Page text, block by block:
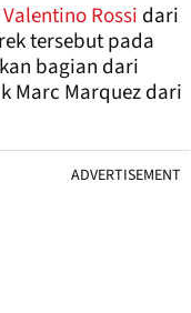
Valentino Rossi dari
tersebut pada
bagian dari
Marc Marquez dari
ADVERTISEMENT